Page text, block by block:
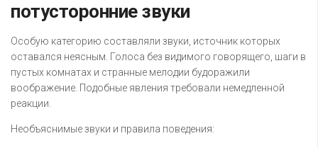
потусторонние звуки
Особую категорию составляли звуки, источник которых
оставался неясным. Голоса без видимого говорящего, шаги в
пустых комнатах и странные мелодии будоражили
воображение. Подобные явления требовали немедленной
реакции.
Необъяснимые звуки и правила поведения: